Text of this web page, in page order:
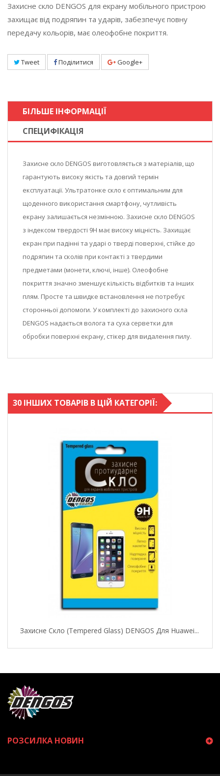
Захисне скло DENGOS для екрану мобільного пристрою
захищає від подряпин та ударів, забезпечує повну
передачу кольорів, має олеофобне покриття.
Tweet Поділитися Google+
БІЛЬШЕ ІНФОРМАЦІЇ
СПЕЦИФІКАЦІЯ
Захисне скло DENGOS виготовляється з матеріалів, що
гарантують високу якість та довгий термін
експлуатації. Ультратонке скло є оптимальним для
щоденного використання смартфону, чутливість
екрану залишається незмінною. Захисне скло DENGOS
з індексом твердості 9Н має високу міцність. Захищає
екран при падінні та ударі о тверді поверхні, стійке до
подряпин та сколів при контакті з твердими
предметами (монети, ключі, інше). Олеофобне
покриття значно зменшує кількість відбитків та інших
плям. Просте та швидке встановлення не потребує
сторонньої допомоги. У комплекті до захисного скла
DENGOS надається волога та суха серветки для
обробки поверхні екрану, стікер для видалення пилу.
30 ІНШИХ ТОВАРІВ В ЦІЙ КАТЕГОРІЇ:
Захисне Скло (Tempered Glass) DENGOS Для Huawei...
РОЗСИЛКА НОВИН